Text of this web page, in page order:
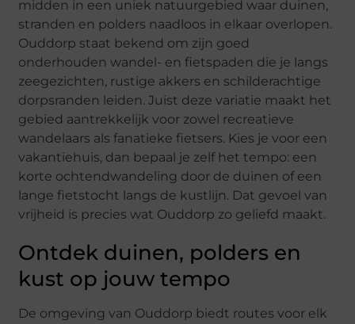
midden in een uniek natuurgebied waar duinen,
stranden en polders naadloos in elkaar overlopen.
Ouddorp staat bekend om zijn goed
onderhouden wandel- en fietspaden die je langs
zeegezichten, rustige akkers en schilderachtige
dorpsranden leiden. Juist deze variatie maakt het
gebied aantrekkelijk voor zowel recreatieve
wandelaars als fanatieke fietsers. Kies je voor een
vakantiehuis, dan bepaal je zelf het tempo: een
korte ochtendwandeling door de duinen of een
lange fietstocht langs de kustlijn. Dat gevoel van
vrijheid is precies wat Ouddorp zo geliefd maakt.
Ontdek duinen, polders en
kust op jouw tempo
De omgeving van Ouddorp biedt routes voor elk